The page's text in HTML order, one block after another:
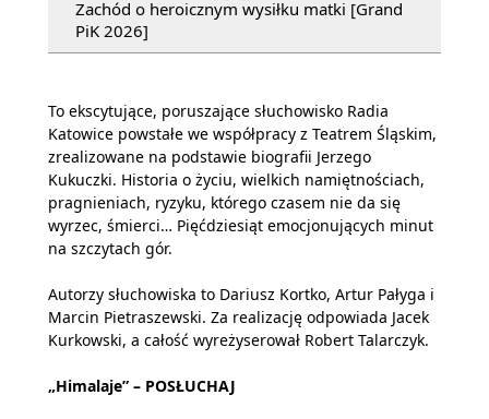
Zachód o heroicznym wysiłku matki [Grand
PiK 2026]
To ekscytujące, poruszające słuchowisko Radia
Katowice powstałe we współpracy z Teatrem Śląskim,
zrealizowane na podstawie biografii Jerzego
Kukuczki. Historia o życiu, wielkich namiętnościach,
pragnieniach, ryzyku, którego czasem nie da się
wyrzec, śmierci… Pięćdziesiąt emocjonujących minut
na szczytach gór.
Autorzy słuchowiska to Dariusz Kortko, Artur Pałyga i
Marcin Pietraszewski. Za realizację odpowiada Jacek
Kurkowski, a całość wyreżyserował Robert Talarczyk.
„Himalaje” – POSŁUCHAJ